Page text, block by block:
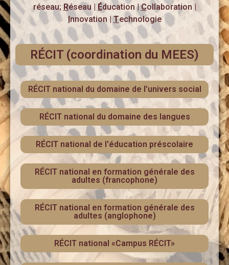
réseau; Réseau | Éducation |Collaboration |
Innovation |Technologie
RÉCIT (coordination du MEES)
RÉCIT national du domaine de l’univers social
RÉCIT national du domaine des langues
RÉCIT national de l'éducation préscolaire
RÉCIT national en formation générale des
adultes (francophone)
RÉCIT national en formation générale des
adultes (anglophone)
RÉCIT national «Campus RÉCIT»